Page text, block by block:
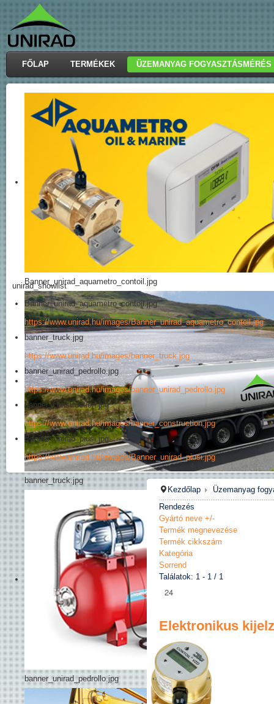
FŐLAP TERMÉKEK ÜZEMANYAG FOGYASZTÁSMÉRÉS
Banner_unirad_aquametro_contoil.jpg
banner_truck.jpg
banner_unirad_pedrollo.jpg
unirad_showlist
Banner_unirad_aquametro_contoil.jpg
https://www.unirad.hu/images/Banner_unirad_aquametro_contoil.jpg
banner_truck.jpg
https://www.unirad.hu/images/banner_truck.jpg
banner_unirad_pedrollo.jpg
https://www.unirad.hu/images/banner_unirad_pedrollo.jpg
banner_construction.jpg
https://www.unirad.hu/images/banner_construction.jpg
Banner_unirad_piusi.jpg
https://www.unirad.hu/images/Banner_unirad_piusi.jpg
Kezdőlap
Üzemanyag
Rendezés
Gyártó neve +/-
Termék megnevezése
Termék cikkszám
Kategória
Sorrend
Találatok: 1 - 1 / 1
Elektronikus